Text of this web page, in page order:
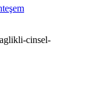
cinsel-